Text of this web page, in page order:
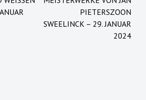
PIETERSZOON
SWEELINCK – 29. JANUAR
2024